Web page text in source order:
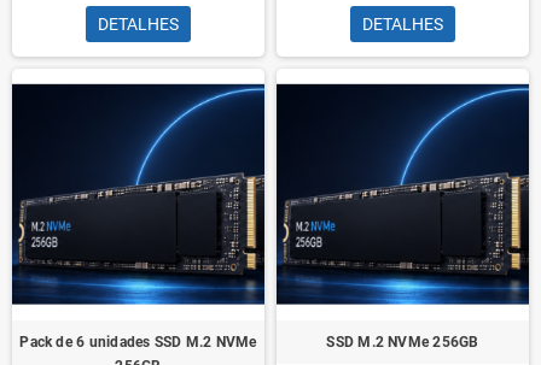
DETALHES DETALHES
Pack de 6 unidades SSD M.2 NVMe
SSD M.2 NVMe 256GB